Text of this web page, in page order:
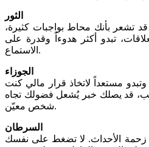
الثور
تشعر بأنك محاط بواجبات كثيرة،
تبدو أكثر هدوءاً وقدرة على
الاستماع.
الجوزاء
مستعداً لاتخاذ قرار مالي كنت
قد يصلك خبر يُشعل فضولك تجاه
شخص معيّن.
السرطان
الأحداث. لا تضغط على نفسك